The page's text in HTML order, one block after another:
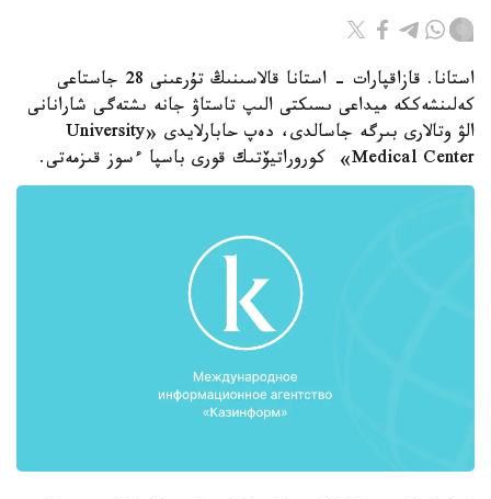
استانا. قازاقپارات - استانا قالاسىنىڭ تۇرعىنى 28 جاستاعى
كەلىنشەككە ميداعى ىسىكتى الىپ تاستاۋ جانە ىشتەگى شارانانى
الۋ وتالارى بىرگە جاسالدى، دەپ حابارلايدى «University
Medical Center» كوروراتيۆتىك قورى باسپا ءسوز قىزمەتى.